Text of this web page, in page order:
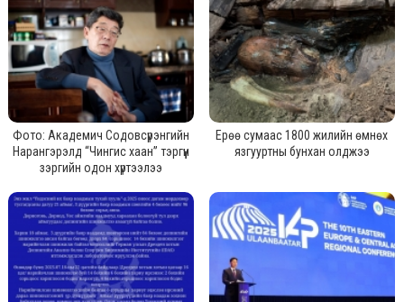
Фото: Академич Содовсүрэнгийн
Нарангэрэлд “Чингис хаан” тэргүүн
зэргийн одон хүртээлээ
Ерөө сумаас 1800 жилийн өмнөх
язгууртны бунхан олджээ